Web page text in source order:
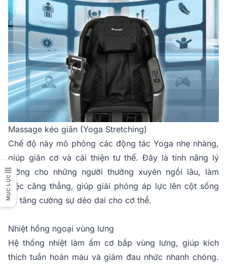
Massage kéo giãn (Yoga Stretching)
Chế độ này mô phỏng các động tác Yoga nhẹ nhàng,
giúp giãn cơ và cải thiện tư thế. Đây là tính năng lý
tưởng cho những người thường xuyên ngồi lâu, làm
việc căng thẳng, giúp giải phóng áp lực lên cột sống
và tăng cường sự dẻo dai cho cơ thể.
Nhiệt hồng ngoại vùng lưng
Hệ thống nhiệt làm ấm cơ bắp vùng lưng, giúp kích
thích tuần hoàn máu và giảm đau nhức nhanh chóng.
MỤC LỤC